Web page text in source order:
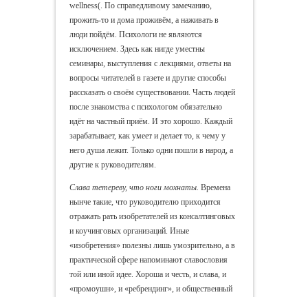
wellness(. По справедливому замечанию,
прожить-то и дома проживём, а наживать в
люди пойдём. Психологи не являются
исключением. Здесь как нигде уместны
семинары, выступления с лекциями, ответы на
вопросы читателей в газете и другие способы
рассказать о своём существовании. Часть людей
после знакомства с психологом обязательно
идёт на частный приём. И это хорошо. Каждый
зарабатывает, как умеет и делает то, к чему у
него душа лежит. Только одни пошли в народ, а
другие к руководителям.
Слава тетереву, что ноги мохнаты. Времена
нынче такие, что руководителю приходится
отражать рать изобретателей из консалтинговых
и коучинговых организаций. Иные
«изобретения» полезны лишь умозрительно, а в
практической сфере напоминают славословия
той или иной идее. Хороша и честь, и слава, и
«промоушн», и «ребрендинг», и общественный